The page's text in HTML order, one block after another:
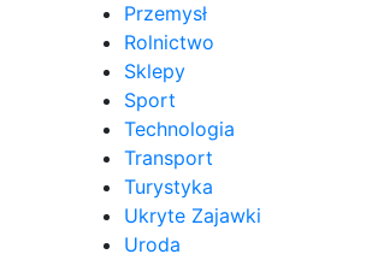
Przemysł
Rolnictwo
Sklepy
Sport
Technologia
Transport
Turystyka
Ukryte Zajawki
Uroda